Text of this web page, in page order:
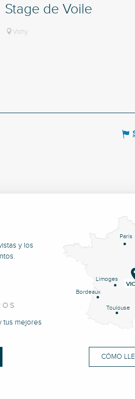
Stage de Voile
Vichy
y los
tus mejores
Paris
Limoges
Bordeaux
Toulouse
CÓMO